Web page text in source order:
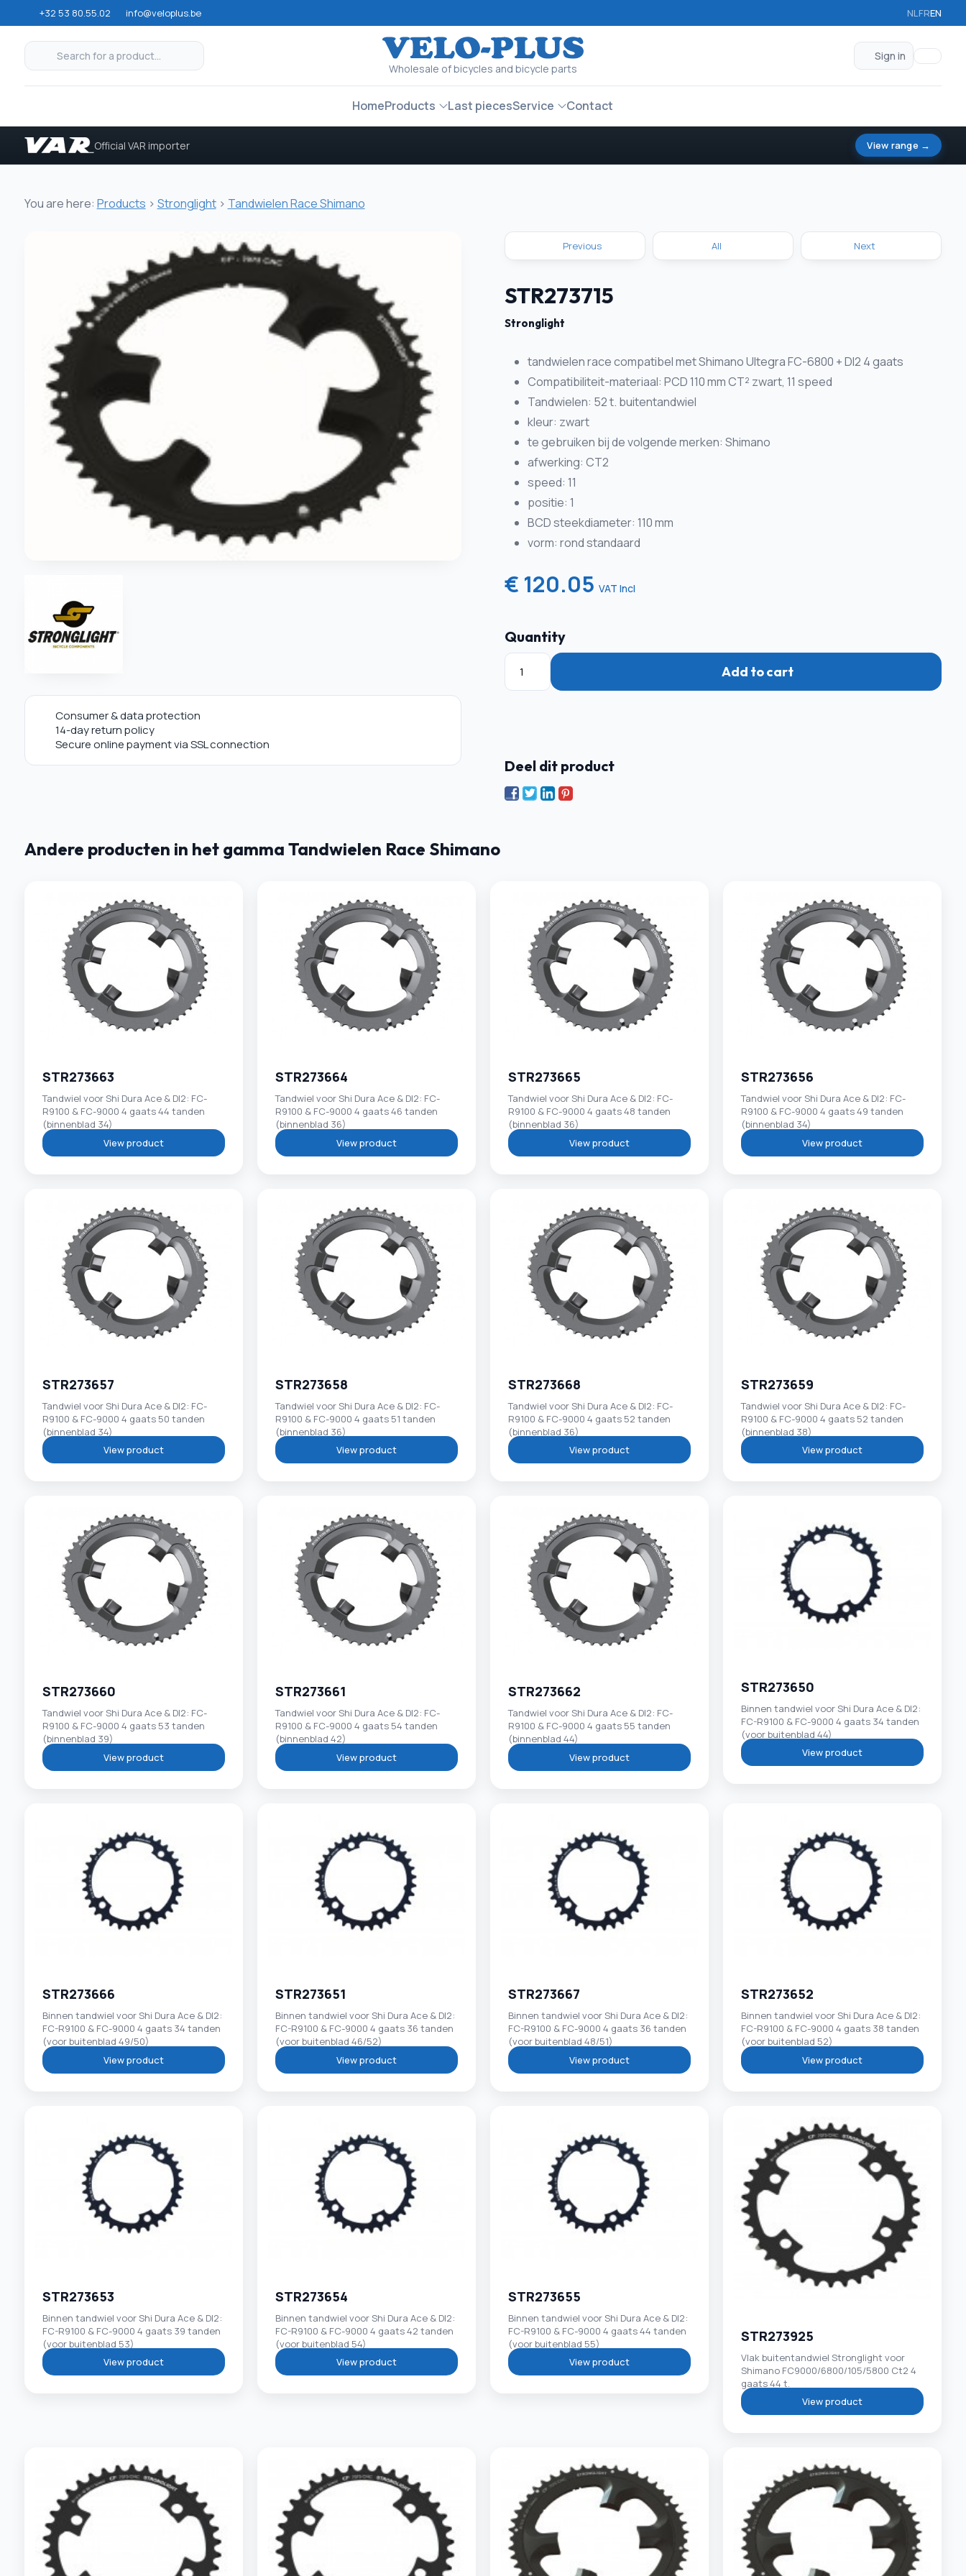
+32 53 80.55.02 info@veloplus.be NLFREN
Wholesale of bicycles and bicycle parts
Sign in
HomeProducts Last piecesService Contact
Official VAR importer View range →
You are here: Products > Stronglight> Tandwielen Race Shimano
Consumer & data protection
14-day return policy
Secure online payment via SSL connection
Previous All Next
STR273715
Stronglight
tandwielen race compatibel met Shimano Ultegra FC-6800 + DI2 4 gaats
Compatibiliteit-materiaal: PCD 110 mm CT² zwart, 11 speed
Tandwielen: 52 t. buitentandwiel
kleur: zwart
te gebruiken bij de volgende merken: Shimano
afwerking: CT2
speed: 11
positie: 1
BCD steekdiameter: 110 mm
vorm: rond standaard
€ 120.05 VAT Incl
Quantity
Add to cart
Deel dit product
Andere producten in het gamma Tandwielen Race Shimano
STR273663
Tandwiel voor Shi Dura Ace & DI2: FC-
R9100 & FC-9000 4 gaats 44 tanden
(binnenblad 34)
View product
STR273664
Tandwiel voor Shi Dura Ace & DI2: FC-
R9100 & FC-9000 4 gaats 46 tanden
(binnenblad 36)
View product
STR273665
Tandwiel voor Shi Dura Ace & DI2: FC-
R9100 & FC-9000 4 gaats 48 tanden
(binnenblad 36)
View product
STR273656
Tandwiel voor Shi Dura Ace & DI2: FC-
R9100 & FC-9000 4 gaats 49 tanden
(binnenblad 34)
View product
STR273657
Tandwiel voor Shi Dura Ace & DI2: FC-
R9100 & FC-9000 4 gaats 50 tanden
(binnenblad 34)
View product
STR273658
Tandwiel voor Shi Dura Ace & DI2: FC-
R9100 & FC-9000 4 gaats 51 tanden
(binnenblad 36)
View product
STR273668
Tandwiel voor Shi Dura Ace & DI2: FC-
R9100 & FC-9000 4 gaats 52 tanden
(binnenblad 36)
View product
STR273659
Tandwiel voor Shi Dura Ace & DI2: FC-
R9100 & FC-9000 4 gaats 52 tanden
(binnenblad 38)
View product
STR273660
Tandwiel voor Shi Dura Ace & DI2: FC-
R9100 & FC-9000 4 gaats 53 tanden
(binnenblad 39)
View product
STR273661
Tandwiel voor Shi Dura Ace & DI2: FC-
R9100 & FC-9000 4 gaats 54 tanden
(binnenblad 42)
View product
STR273662
Tandwiel voor Shi Dura Ace & DI2: FC-
R9100 & FC-9000 4 gaats 55 tanden
(binnenblad 44)
View product
STR273650
Binnen tandwiel voor Shi Dura Ace & DI2:
FC-R9100 & FC-9000 4 gaats 34 tanden
(voor buitenblad 44)
View product
STR273666
Binnen tandwiel voor Shi Dura Ace & DI2:
FC-R9100 & FC-9000 4 gaats 34 tanden
(voor buitenblad 49/50)
View product
STR273651
Binnen tandwiel voor Shi Dura Ace & DI2:
FC-R9100 & FC-9000 4 gaats 36 tanden
(voor buitenblad 46/52)
View product
STR273667
Binnen tandwiel voor Shi Dura Ace & DI2:
FC-R9100 & FC-9000 4 gaats 36 tanden
(voor buitenblad 48/51)
View product
STR273652
Binnen tandwiel voor Shi Dura Ace & DI2:
FC-R9100 & FC-9000 4 gaats 38 tanden
(voor buitenblad 52)
View product
STR273653
Binnen tandwiel voor Shi Dura Ace & DI2:
FC-R9100 & FC-9000 4 gaats 39 tanden
(voor buitenblad 53)
View product
STR273654
Binnen tandwiel voor Shi Dura Ace & DI2:
FC-R9100 & FC-9000 4 gaats 42 tanden
(voor buitenblad 54)
View product
STR273655
Binnen tandwiel voor Shi Dura Ace & DI2:
FC-R9100 & FC-9000 4 gaats 44 tanden
(voor buitenblad 55)
View product
STR273925
Vlak buitentandwiel Stronglight voor
Shimano FC9000/6800/105/5800 Ct2 4
gaats 44 t.
View product